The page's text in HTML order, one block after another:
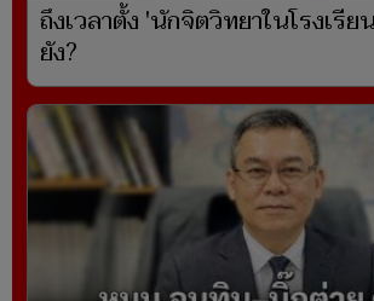
ถึงเวลาตั้ง 'นักจิตวิทยาในโรงเรี
ยัง?